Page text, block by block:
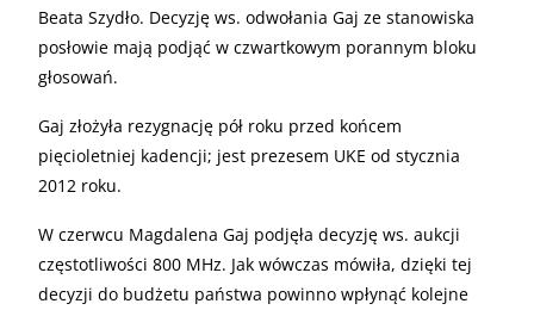
Beata Szydło. Decyzję ws. odwołania Gaj ze stanowiska
posłowie mają podjąć w czwartkowym porannym bloku
głosowań.
Gaj złożyła rezygnację pół roku przed końcem
pięcioletniej kadencji; jest prezesem UKE od stycznia
2012 roku.
W czerwcu Magdalena Gaj podjęła decyzję ws. aukcji
częstotliwości 800 MHz. Jak wówczas mówiła, dzięki tej
decyzji do budżetu państwa powinno wpłynąć kolejne